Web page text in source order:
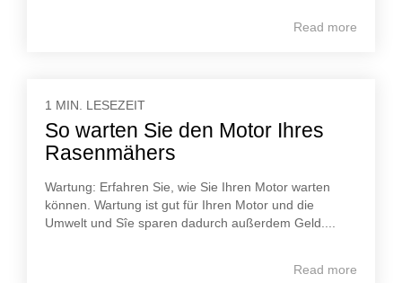
Read more
1 MIN. LESEZEIT
So warten Sie den Motor Ihres
Rasenmähers
Wartung: Erfahren Sie, wie Sie Ihren Motor warten
können. Wartung ist gut für Ihren Motor und die
Umwelt und Sîe sparen dadurch außerdem Geld....
Read more